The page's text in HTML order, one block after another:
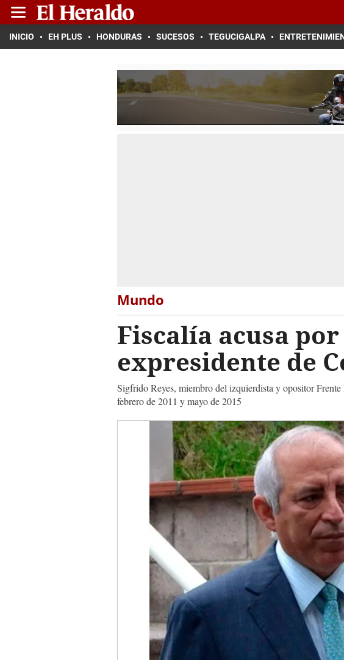
INICIO EH PLUS HONDURAS SUCESOS TEGUCIGALPA
Mundo
Fiscalía acusa
expresidente de
Sigfrido Reyes, miembro del izquierdista y opositor
febrero de 2011 y mayo de 2015